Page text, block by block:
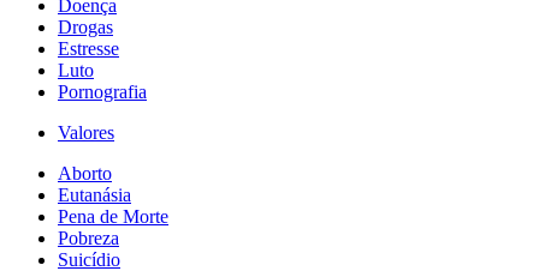
Doença
Drogas
Estresse
Luto
Pornografia
Valores
Aborto
Eutanásia
Pena de Morte
Pobreza
Suicídio